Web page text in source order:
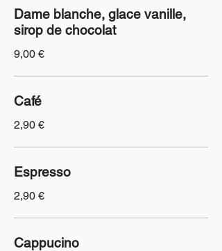
Dame blanche, glace vanille,
sirop de chocolat
9,00 €
Café
2,90 €
Espresso
2,90 €
Cappucino